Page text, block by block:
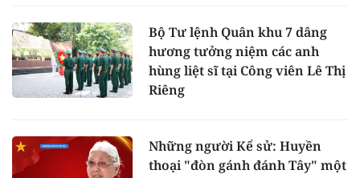
Bộ Tư lệnh Quân khu 7 dâng
hương tưởng niệm các anh
hùng liệt sĩ tại Công viên Lê Thị
Riêng
Những người Kể sử: Huyền
thoại "đòn gánh đánh Tây" một